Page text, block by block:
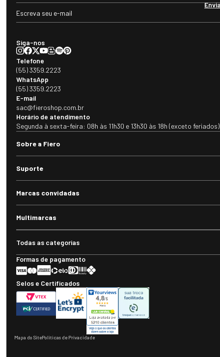
Siga-nos
Telefone
(55) 3359.2223
WhatsApp
(55) 3359.2223
E-mail
sac@fieroshop.com.br
Horário de atendimento
Segunda à sexta-feira: 08h às 11h30 e 13h30 às 18h (exceto feriados)
Sobre a Fiero
Suporte
Marcas convidadas
Multimarcas
Todas as categorias
Formas de pagamento
Selos e Certificados
Mapa do SitePolíticas de Privacidade